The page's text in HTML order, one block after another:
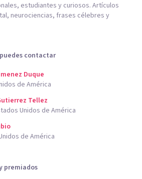
estudiantes y curiosos. Artículos
neurociencias, frases célebres y
contactar
Duque
de América
Tellez
Unidos de América
de América
premiados